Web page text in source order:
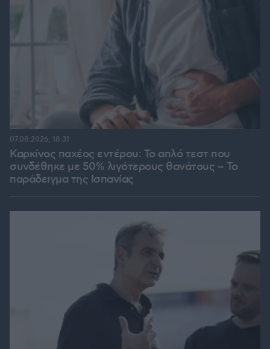
Καρκίνος παχέος εντέρου: Το απλό τεστ που
συνδέθηκε με 50% λιγότερους θανάτους – Το
παράδειγμα της Ισπανίας
07.08.2026, 18:31